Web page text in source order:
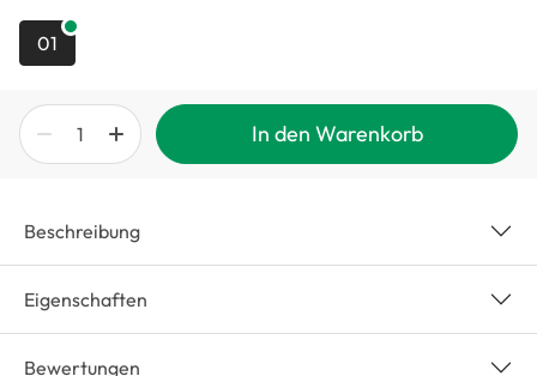
01
In den Warenkorb
Beschreibung
Eigenschaften
Bewertungen